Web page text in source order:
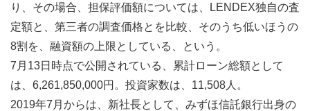
り、その場合、担保評価額については、LENDEX独自の査
定額と、第三者の調査価格とを比較、そのうち低いほうの
8割を、融資額の上限としている、という。
7月13日時点で公開されている、累計ローン総額として
は、6,261,850,000円。投資家数は、11,508人。
2019年7月からは、新社長として、みずほ信託銀行出身の